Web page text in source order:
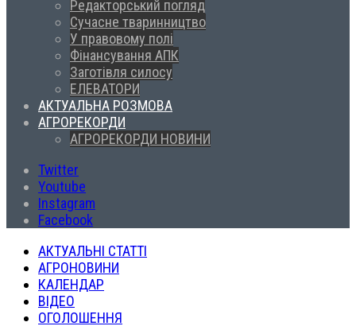
Редакторський погляд
Сучасне тваринництво
У правовому полі
Фінансування АПК
Заготівля силосу
ЕЛЕВАТОРИ
АКТУАЛЬНА РОЗМОВА
АГРОРЕКОРДИ
АГРОРЕКОРДИ НОВИНИ
Twitter
Youtube
Instagram
Facebook
АКТУАЛЬНІ СТАТТІ
АГРОНОВИНИ
КАЛЕНДАР
ВІДЕО
ОГОЛОШЕННЯ